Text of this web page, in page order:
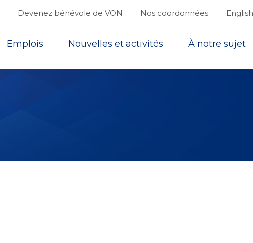
Devenez bénévole de VON Nos coordonnées English
Emplois Nouvelles et activités À notre sujet